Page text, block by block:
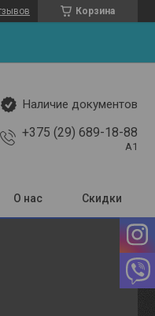
Корзина
Наличие документов
+375 (29) 689-18-88
A1
О нас Скидки